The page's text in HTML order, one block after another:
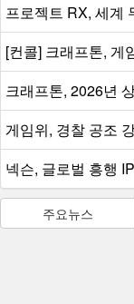
프로젝트 RX, 세계
[컨콜] 크래프톤, 게
크래프톤, 2026년
게임위, 경찰 공조
넥슨, 글로벌 흥행
주요뉴스